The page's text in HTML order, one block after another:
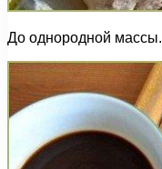
До однородной массы.